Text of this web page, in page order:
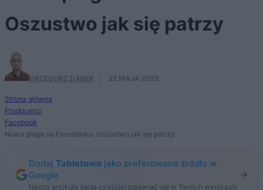
Oszustwo jak się patrzy
GRZEGORZ DĄBEK 22 MAJA 2025
Strona główna
Producenci
Facebook
Nowa plaga na Facebooku. Oszustwo jak się patrzy
Dodaj Tabletowo jako preferowane źródło w
Google
Nasze artykuły będą częściej pojawiać się w Twoich wynikach